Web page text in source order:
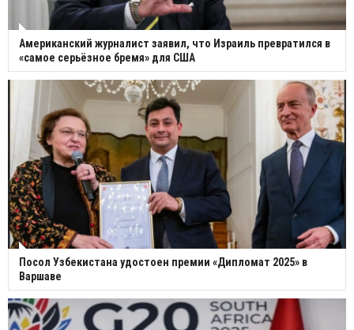
Американский журналист заявил, что Израиль превратился в
«самое серьёзное бремя» для США
Посол Узбекистана удостоен премии «Дипломат 2025» в
Варшаве